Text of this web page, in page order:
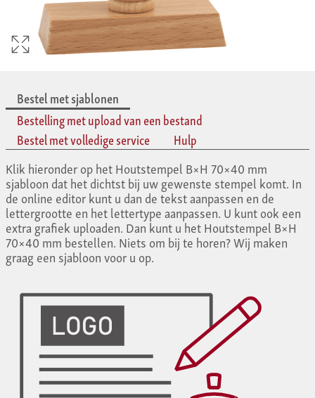
Bestel met sjablonen
Bestelling met upload van een bestand
Bestel met volledige service
Hulp
Klik hieronder op het Houtstempel B×H 70×40 mm
sjabloon dat het dichtst bij uw gewenste stempel komt. In
de online editor kunt u dan de tekst aanpassen en de
lettergrootte en het lettertype aanpassen. U kunt ook een
extra grafiek uploaden. Dan kunt u het Houtstempel B×H
70×40 mm bestellen. Niets om bij te horen? Wij maken
graag een sjabloon voor u op.